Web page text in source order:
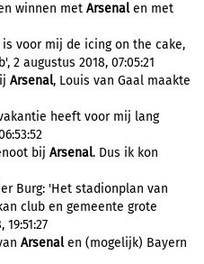
winnen met Arsenalen met
voor mij de icing on the cake,
augustus 2018, 07:05:21
Arsenal, Louis van Gaal maakte
heeft voor mij lang
bij Arsenal. Dus ik kon
Burg: 'Het stadionplan van
club en gemeente grote
Arsenalen (mogelijk) Bayern